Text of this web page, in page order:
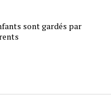
sont gardés par